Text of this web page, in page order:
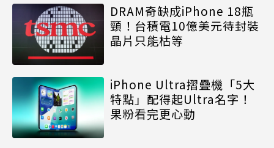
DRAM奇缺成iPhone 18瓶
頸！台積電10億美元待封裝
晶片只能枯等
iPhone Ultra摺疊機「5大
特點」配得起Ultra名字！
果粉看完更心動